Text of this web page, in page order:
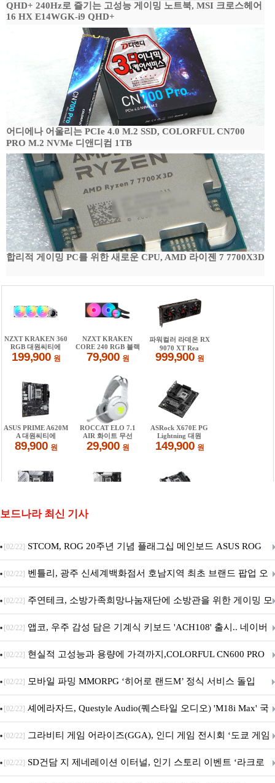
QHD+ 240Hz로 즐기는 고성능 게이밍 노트북, MSI 크로스헤어
16 HX E14WGK-i9 QHD+
어디에나 어울리는 PCIe 4.0 M.2 SSD, COLORFUL CN700
PRO M.2 NVMe 디앤디컴 1TB
합리적 게이밍 PC를 위한 새로운 CPU, AMD 라이젠 7 7700X3D
보드나라 최신 기사
[02/22] STCOM, ROG 20주년 기념 플래그십 메인보드 ASUS ROG
Crosshair X870E EDITION 20 국내 출시 예정
[02/22] 벤틀리, 광주 신세계백화점서 호남지역 최초 브랜드 팝업 오
픈
[02/22] 주연테크, 소방가족희망나눔재단에 소방관을 위한 게이밍 모
니터·스마트 펫 침대 기부
[02/22] 앱코, 우주 감성 담은 기계식 키보드 'ACH108' 출시.. 네이버
브랜드데이 기획전 진행
[02/22] 현실적 고성능과 용량에 가격까지,COLORFUL CN600 PRO
M.2 NVMe 디앤디컴 1TB
[02/22] 모바일 파밍 MMORPG ‘히어로 랜드M’ 정식 서비스 돌입
[02/22] 셰에라자드, Questyle Audio(퀘스타일 오디오) 'M18i Max' 국
내 정식 출시
[02/22] 그라비티 게임 어라이즈(GGA), 인디 게임 전시회 ‘도쿄 게임
던전 13’ 참가!
[02/22] SD건담 지 제네레이션 이터널, 인기 스토리 이벤트 ‘라크로